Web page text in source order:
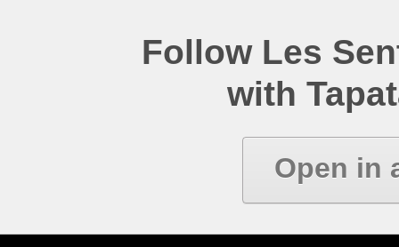
Follow Les
with
Open in